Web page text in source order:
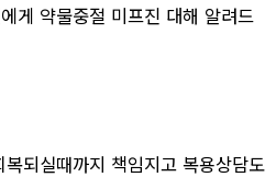
게 약물중절 미프진 대해 알려드
되실때까지 책임지고 복용상담도